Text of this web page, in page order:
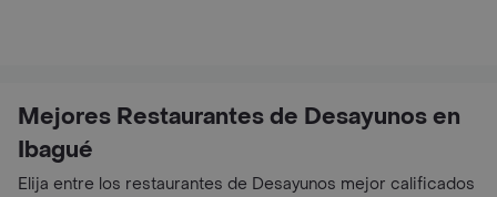
Mejores Restaurantes de Desayunos en
Ibagué
Elija entre los restaurantes de Desayunos mejor calificados